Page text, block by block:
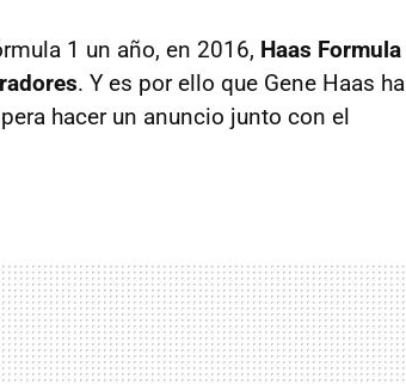
1 un año, en 2016, Haas Formula
. Y es por ello que Gene Haas ha
hacer un anuncio junto con el